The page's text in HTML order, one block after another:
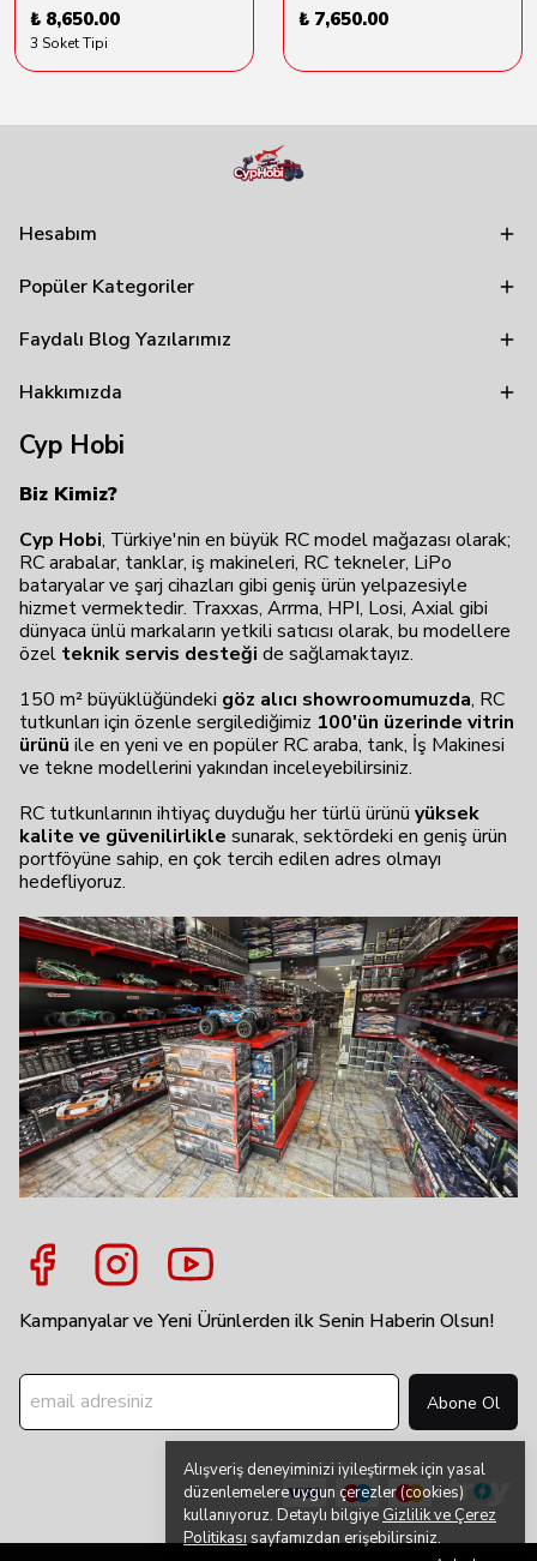
Alışveriş deneyiminizi iyileştirmek için yasal
düzenlemelere uygun çerezler (cookies)
kullanıyoruz. Detaylı bilgiye Gizlilik ve Çerez
Politikasısayfamızdan erişebilirsiniz.
₺ 8,650.00
3 Soket Tipi
₺ 7,650.00
Hesabım
Popüler Kategoriler
Faydalı Blog Yazılarımız
Hakkımızda
Cyp Hobi
Biz Kimiz?
Cyp Hobi, Türkiye'nin en büyük RC model mağazası olarak;
RC arabalar, tanklar, iş makineleri, RC tekneler, LiPo
bataryalar ve şarj cihazları gibi geniş ürün yelpazesiyle
hizmet vermektedir. Traxxas, Arrma, HPI, Losi, Axial gibi
dünyaca ünlü markaların yetkili satıcısı olarak, bu modellere
özel teknik servis desteği de sağlamaktayız.
150 m² büyüklüğündeki göz alıcı showroomumuzda, RC
tutkunları için özenle sergilediğimiz 100'ün üzerinde vitrin
ürünü ile en yeni ve en popüler RC araba, tank, İş Makinesi
ve tekne modellerini yakından inceleyebilirsiniz.
RC tutkunlarının ihtiyaç duyduğu her türlü ürünü yüksek
kalite ve güvenilirlikle sunarak, sektördeki en geniş ürün
portföyüne sahip, en çok tercih edilen adres olmayı
hedefliyoruz.
Kampanyalar ve Yeni Ürünlerden ilk Senin Haberin Olsun!
Abone Ol